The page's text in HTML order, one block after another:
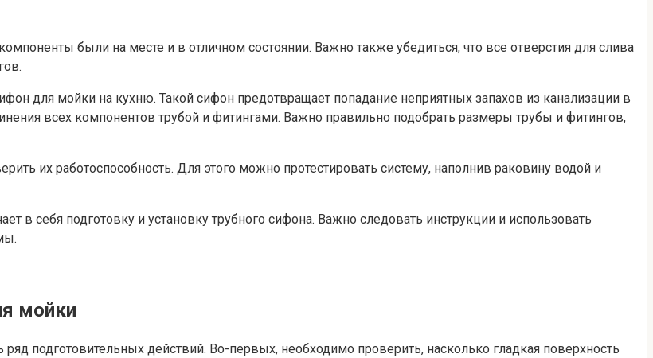
были на месте и в отличном состоянии. Важно также убедиться, что все отверстия для слива
для мойки на кухню. Такой сифон предотвращает попадание неприятных запахов из канализации в
всех компонентов трубой и фитингами. Важно правильно подобрать размеры трубы и фитингов,
их работоспособность. Для этого можно протестировать систему, наполнив раковину водой и
в себя подготовку и установку трубного сифона. Важно следовать инструкции и использовать
мойки
подготовительных действий. Во-первых, необходимо проверить, насколько гладкая поверхность